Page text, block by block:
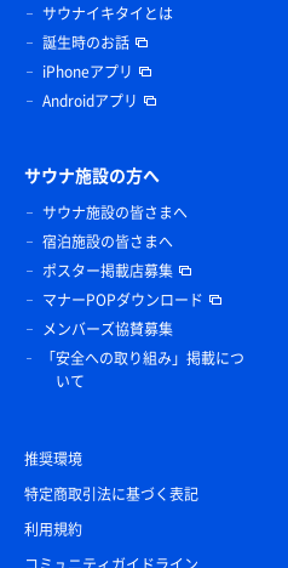
サウナイキタイとは
誕生時のお話
iPhoneアプリ
Androidアプリ
サウナ施設の方へ
サウナ施設の皆さまへ
宿泊施設の皆さまへ
ポスター掲載店募集
マナーPOPダウンロード
メンバーズ協賛募集
「安全への取り組み」掲載につ
いて
推奨環境
特定商取引法に基づく表記
利用規約